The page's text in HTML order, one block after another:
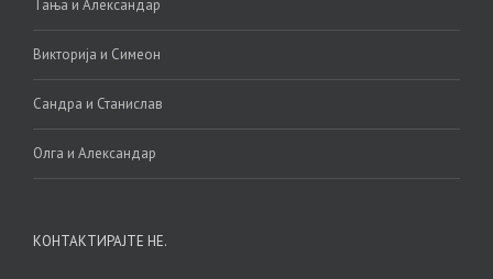
Тања и Александар
Викторија и Симеон
Сандра и Станислав
Олга и Александар
КОНТАКТИРАЈТЕ НЕ.